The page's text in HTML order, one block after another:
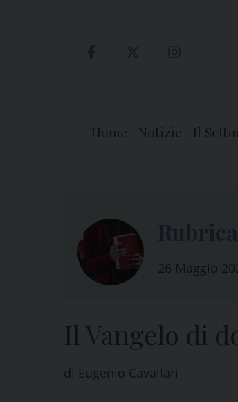
Home Notizie Il
26 Maggio
Il Vangelo di
di Eugenio Cavallari